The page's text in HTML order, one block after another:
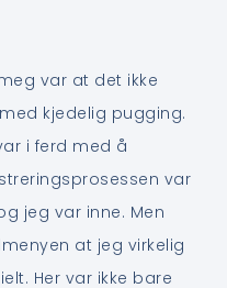
var at det ikke
kjedelig pugging.
i ferd med å
var
jeg var inne. Men
at jeg virkelig
Her var ikke bare